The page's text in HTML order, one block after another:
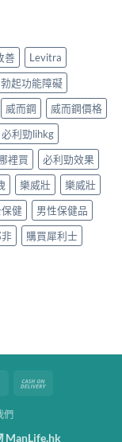
善
Levitra
勃起功能障礙
威而鋼
威而鋼價格
必利勁lihkg
裡買
必利勁效果
樂威壯
樂威壯
健
男性保健品
購買犀利士
MasterCard
們
ManLife.hk